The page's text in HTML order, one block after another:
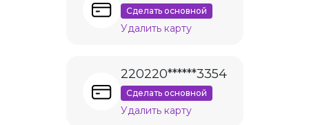
Сделать основной
Удалить карту
220220******3354
Сделать основной
Удалить карту